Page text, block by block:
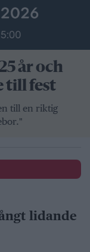
år och
till fest
till en riktig
lidande